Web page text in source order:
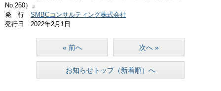
No.250）」
発 行 SMBCコンサルティング株式会社
発行日 2022年2月1日
« 前へ
お知らせトップ（新着順）へ
次へ »